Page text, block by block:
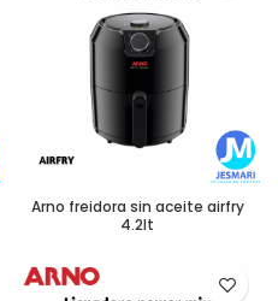
Arno freidora sin aceite airfry
4.2lt